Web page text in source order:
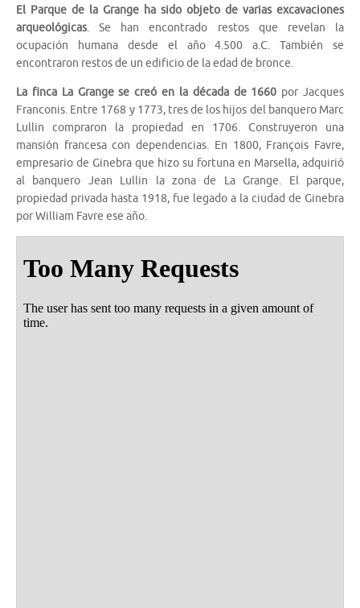
El Parque de la Grange ha sido objeto de varias excavaciones
arqueológicas. Se han encontrado restos que revelan la
ocupación humana desde el año 4.500 a.C. También se
encontraron restos de un edificio de la edad de bronce.
La finca La Grange se creó en la década de 1660 por Jacques
Franconis. Entre 1768 y 1773, tres de los hijos del banquero Marc
Lullin compraron la propiedad en 1706. Construyeron una
mansión francesa con dependencias. En 1800, François Favre,
empresario de Ginebra que hizo su fortuna en Marsella, adquirió
al banquero Jean Lullin la zona de La Grange. El parque,
propiedad privada hasta 1918, fue legado a la ciudad de Ginebra
por William Favre ese año.